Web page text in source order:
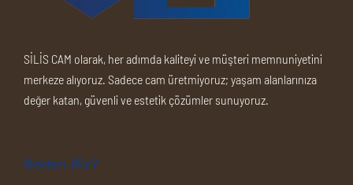
SİLİS CAM olarak, her adımda kaliteyi ve müşteri memnuniyetini
merkeze alıyoruz. Sadece cam üretmiyoruz; yaşam alanlarınıza
değer katan, güvenli ve estetik çözümler sunuyoruz.
Neden Biz?